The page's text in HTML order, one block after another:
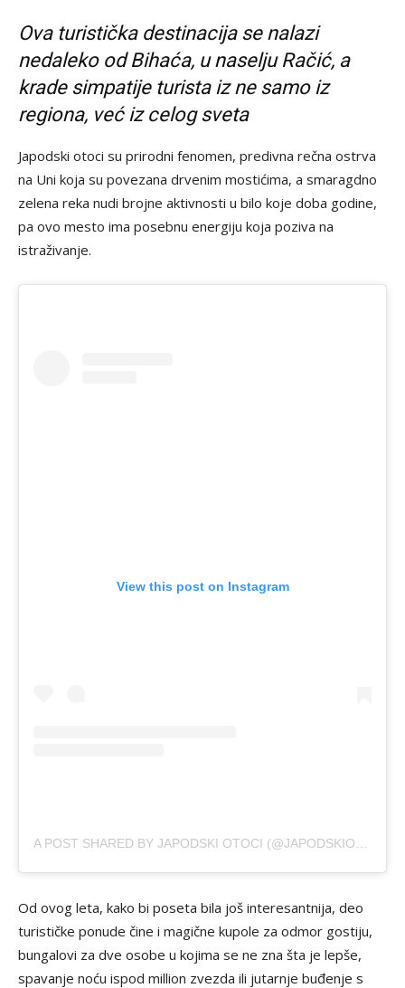
Ova turistička destinacija se nalazi
nedaleko od Bihaća, u naselju Račić, a
krade simpatije turista iz ne samo iz
regiona, već iz celog sveta
Japodski otoci su prirodni fenomen, predivna rečna ostrva
na Uni koja su povezana drvenim mostićima, a smaragdno
zelena reka nudi brojne aktivnosti u bilo koje doba godine,
pa ovo mesto ima posebnu energiju koja poziva na
istraživanje.
View this post on Instagram
Od ovog leta, kako bi poseta bila još interesantnija, deo
turističke ponude čine i magične kupole za odmor gostiju,
bungalovi za dve osobe u kojima se ne zna šta je lepše,
spavanje noću ispod million zvezda ili jutarnje buđenje s